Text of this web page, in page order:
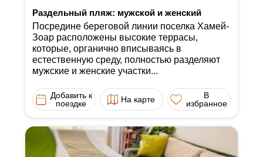
Раздельный пляж: мужской и женский
Посредине береговой линии поселка Хамей-
Зоар расположены высокие террасы,
которые, органично вписываясь в
естественную среду, полностью разделяют
мужские и женские участки...
Добавить к
поездке
На карте
В
избранное